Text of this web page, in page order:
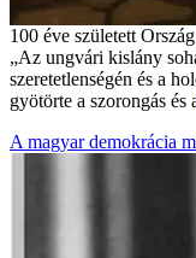
100 éve született
„Az ungvári kislány
szeretetlenségén és a
gyötörte a szorongás és
A magyar demokrácia